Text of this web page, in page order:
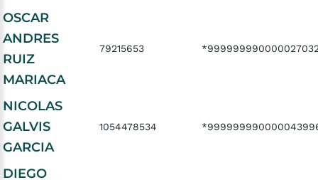
OSCAR
ANDRES
RUIZ
MARIACA
79215653
NICOLAS
GALVIS
GARCIA
1054478534
DIEGO